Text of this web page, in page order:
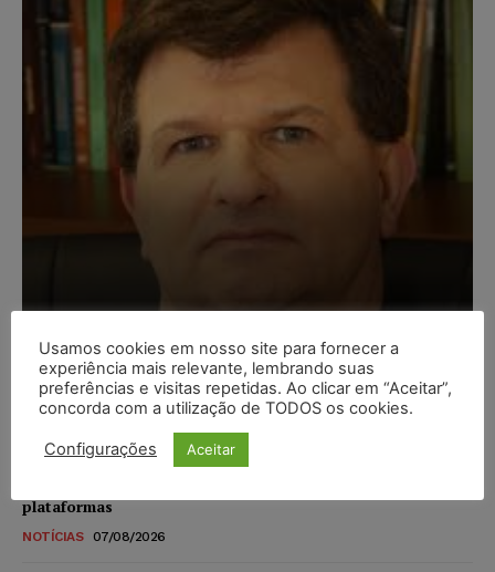
juros
Carlos Henrique Abrão - 07/08/2026
Meta é alvo de denúncia após anúncios com conteúdo
plataformas
NOTÍCIAS 07/08/2026
Usamos cookies em nosso site para fornecer a
experiência mais relevante, lembrando suas
preferências e visitas repetidas. Ao clicar em “Aceitar”,
concorda com a utilização de TODOS os cookies.
Configurações Aceitar